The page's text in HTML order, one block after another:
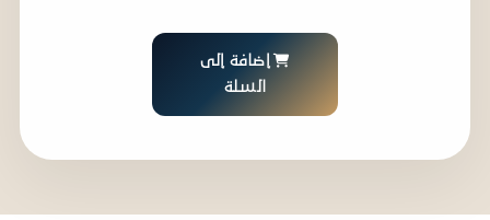
إضافة إلى
السلة